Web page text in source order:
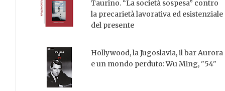
Taurino. “La società sospesa” contro
la precarietà lavorativa ed esistenziale
del presente
Hollywood, la Jugoslavia, il bar Aurora
e un mondo perduto: Wu Ming, "54"